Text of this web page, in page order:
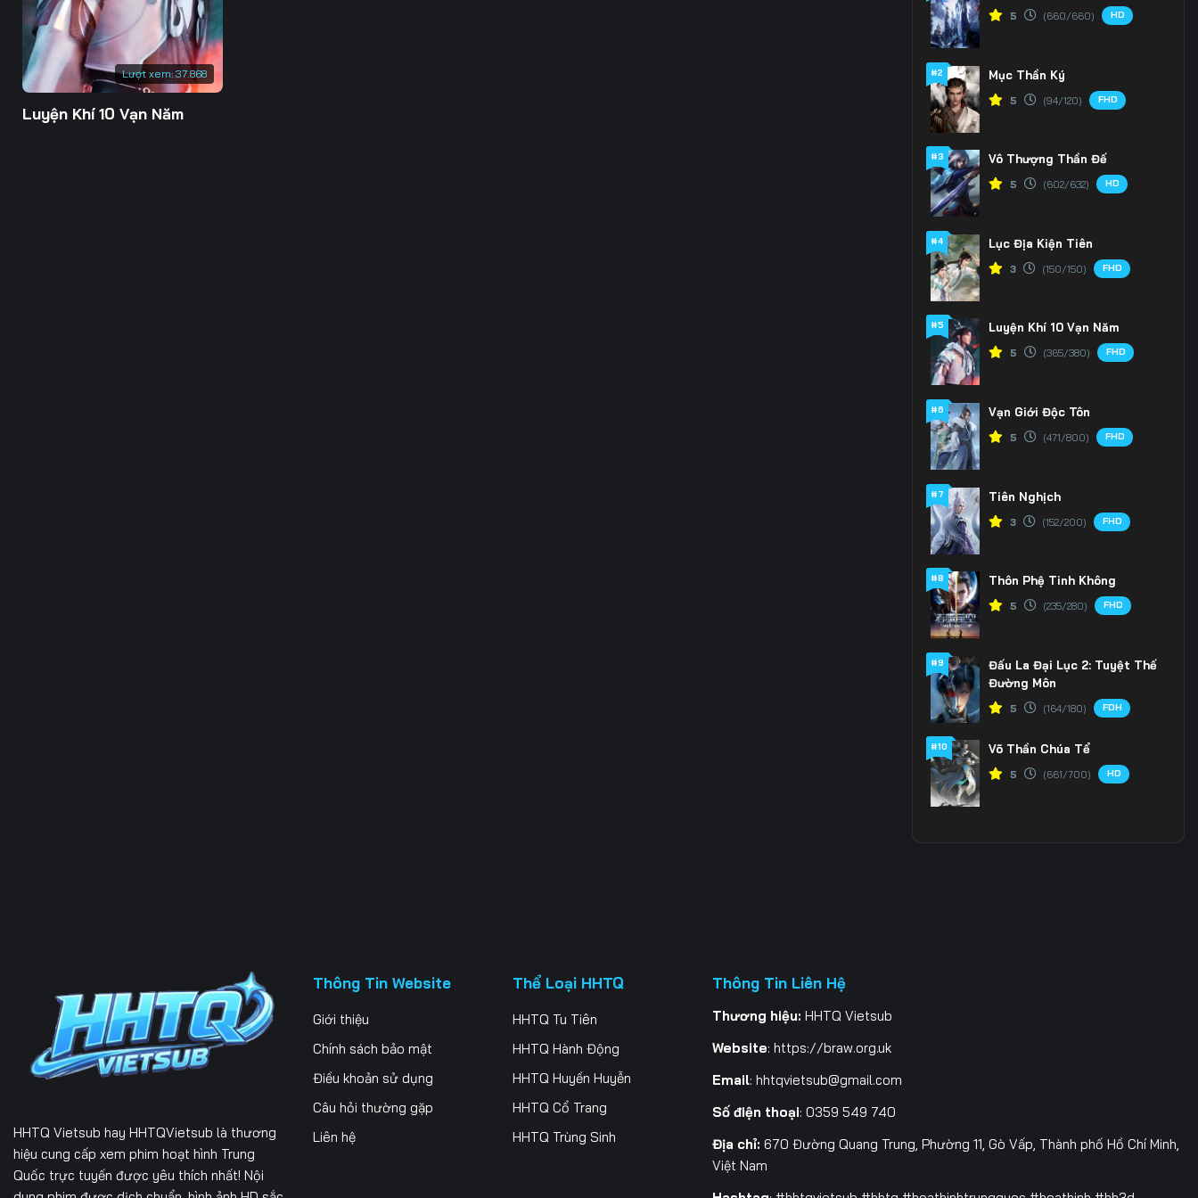
Lượt xem: 37.868
Luyện Khí 10 Vạn Năm
5 (660/660) HD
#2 Mục Thần Ký
5 (94/120) FHD
#3 Vô Thượng Thần Đế
5 (602/632) HD
#4 Lục Địa Kiện Tiên
3 (150/150) FHD
#5 Luyện Khí 10 Vạn Năm
5 (365/380) FHD
#6 Vạn Giới Độc Tôn
5 (471/800) FHD
#7 Tiên Nghịch
3 (152/200) FHD
#8 Thôn Phệ Tinh Không
5 (235/280) FHD
#9
Đấu La Đại Lục 2: Tuyệt Thế
Đường Môn
5 (164/180) FDH
#10 Võ Thần Chúa Tể
5 (661/700) HD
HHTQ Vietsub hay HHTQVietsub là thương
hiệu cung cấp xem phim hoạt hình Trung
Quốc trực tuyến được yêu thích nhất! Nội
Thông Tin Website
Giới thiệu
Chính sách bảo mật
Điều khoản sử dụng
Câu hỏi thường gặp
Liên hệ
Thể Loại HHTQ
HHTQ Tu Tiên
HHTQ Hành Động
HHTQ Huyền Huyễn
HHTQ Cổ Trang
HHTQ Trùng Sinh
Thông Tin Liên Hệ
Thương hiệu: HHTQ Vietsub
Website: https://braw.org.uk
Email: hhtqvietsub@gmail.com
Số điện thoại: 0359 549 740
Địa chỉ: 670 Đường Quang Trung, Phường 11, Gò Vấp, Thành phố Hồ Chí Minh,
Việt Nam